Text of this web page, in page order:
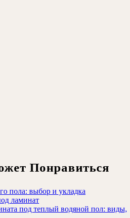
Понравиться
пола: выбор и укладка
ламинат
под теплый водяной пол: виды,